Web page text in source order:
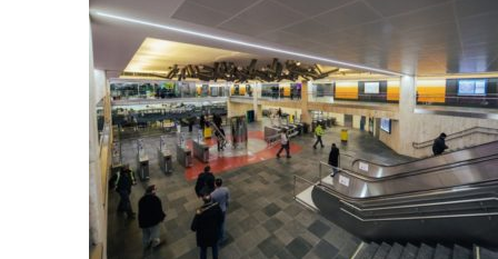
Réaménagement de l’avenue Louis
Bertrand : une centaine d’arbres
menacés d’abattage